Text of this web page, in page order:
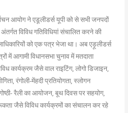
आयोग ने एडूलीडर्स यूपी को से सभी जनपदों
विविध गतिविधियां संचालित करने की
को एक पत्र भेजा था। अब एड़ूलीडर्स
में आगामी विधानसभा चुनाव में मतदाता
कार्यक्रम जैसे वाल राइटिंग, लोगो डिजाइन,
रंगोली-मेंहदी प्रतियोगता, स्लोगन
रैली का आयोजन, बूथ दिवस पर सहयोग,
जैसे विविध कार्यक्रमों का संचालन कर रहे